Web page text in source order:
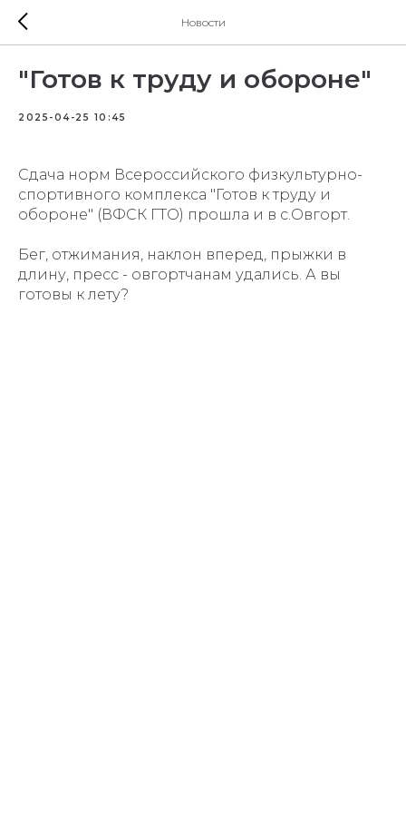
Новости
"Готов к труду и обороне"
2025-04-25 10:45
Сдача норм Всероссийского физкультурно-
спортивного комплекса "Готов к труду и
обороне" (ВФСК ГТО) прошла и в с.Овгорт.
Бег, отжимания, наклон вперед, прыжки в
длину, пресс - овгортчанам удались. А вы
готовы к лету?